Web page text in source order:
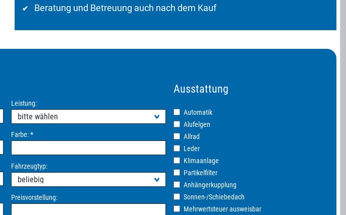
✔ Beratung und Betreuung auch nach dem Kauf
Leistung:
Farbe:*
Fahrzeugtyp:
Preisvorstellung:
Ausstattung
Automatik
Alufelgen
Allrad
Leder
Klimaanlage
Partikelfilter
Anhängerkupplung
Sonnen-/Schiebedach
Mehrwertsteuer ausweisbar